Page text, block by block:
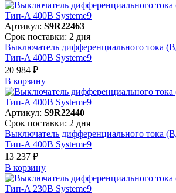
Артикул: S9R22463
Срок поставки: 2 дня
Выключатель дифференциального тока
Тип-A 400В Systeme9
20 984 ₽
В корзинy
Артикул: S9R22440
Срок поставки: 2 дня
Выключатель дифференциального тока
Тип-A 400В Systeme9
13 237 ₽
В корзинy